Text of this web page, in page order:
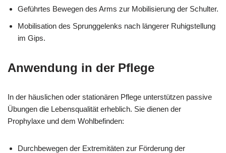
Geführtes Bewegen des Arms zur Mobilisierung der Schulter.
Mobilisation des Sprunggelenks nach längerer Ruhigstellung
im Gips.
Anwendung in der Pflege
In der häuslichen oder stationären Pflege unterstützen passive
Übungen die Lebensqualität erheblich. Sie dienen der
Prophylaxe und dem Wohlbefinden:
Durchbewegen der Extremitäten zur Förderung der